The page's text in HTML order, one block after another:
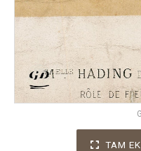
TAM